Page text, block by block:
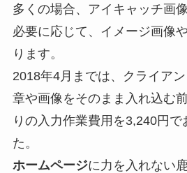
多くの場合、アイキャッチ画
必要に応じて、イメージ画像
ります。
2018年4月までは、クライア
章や画像をそのまま入れ込む
りの入力作業費用を3,240円で
た。
ホームページに力を入れない